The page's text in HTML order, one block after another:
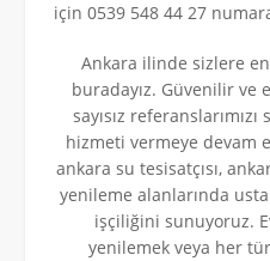
için 0539 548 44 27
Ankara ilinde sizlere
buradayız. Güvenilir ve
sayısız referanslarımızı
hizmeti vermeye devam
ankara su tesisatçısı,
yenileme alanlarında
işçiliğini sunuyoruz.
yenilemek veya her